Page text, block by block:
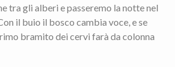
tra gli alberi e passeremo la notte nel
il buio il bosco cambia voce, e se
bramito dei cervi farà da colonna